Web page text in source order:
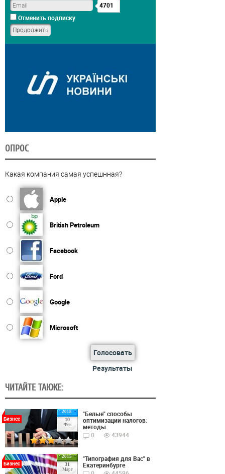
4701
Отменить подписку
ОПРОС
Какая компания самая успешнная?
Apple
British Petroleum
Facebook
Ford
Google
Microsoft
Голосовать
Результаты
ЧИТАЙТЕ ТАКЖЕ:
2018
10
Фев
Бизнес
"Белые" способы
оптимизации налогов:
методы
0
43944
2015
31
Март
Бизнес
"Типография для Вас" в
Екатеринбурге